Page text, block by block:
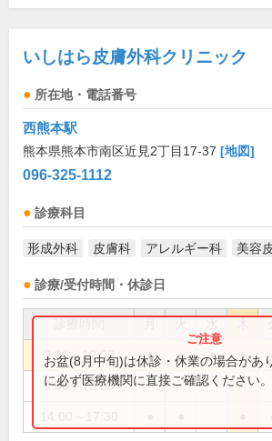
いしはら皮膚外科クリニック
所在地・電話番号
西熊本駅
熊本県熊本市南区近見2丁目17-37 [地図]
096-325-1112
診療科目
形成外科 皮膚科 アレルギー科 美容
診療/受付時間・休診日
9:00～12:00 ● ● ● ●
9:00～12:30
お盆(8月中旬)は休診・休業の場合があ
に必ず医療機関に直接ご確認ください。